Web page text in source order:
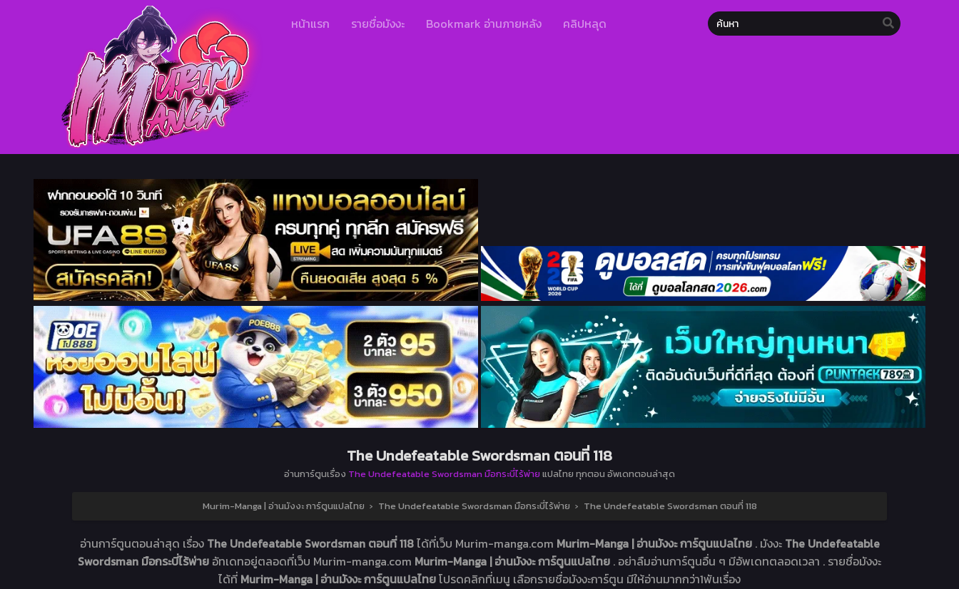
หน้าแรก รายชื่อมังงะ Bookmark อ่านภายหลัง คลิปหลุด
The Undefeatable Swordsman ตอนที่ 118
อ่านการ์ตูนเรื่อง The Undefeatable Swordsman มือกระบี่ไร้พ่าย แปลไทย ทุกตอน อัพเดทตอนล่าสุด
Murim-Manga | อ่านมังงะ การ์ตูนแปลไทย › The Undefeatable Swordsman มือกระบี่ไร้พ่าย › The Undefeatable Swordsman ตอนที่ 118
อ่านการ์ตูนตอนล่าสุด เรื่อง The Undefeatable Swordsman ตอนที่ 118ได้ที่เว็บ Murim-manga.com Murim-Manga | อ่านมังงะ การ์ตูนแปลไทย . มังงะ The Undefeatable
Swordsman มือกระบี่ไร้พ่าย อัทเดทอยู่ตลอดที่เว็บ Murim-manga.com Murim-Manga | อ่านมังงะ การ์ตูนแปลไทย . อย่าลืมอ่านการ์ตูนอื่น ๆ มีอัพเดทตลอดเวลา . รายชื่อมังงะ
ได้ที่ Murim-Manga | อ่านมังงะ การ์ตูนแปลไทยโปรดคลิกที่เมนู เลือกรายชื่อมังงะการ์ตูน มีให้อ่านมากกว่า1พันเรื่อง